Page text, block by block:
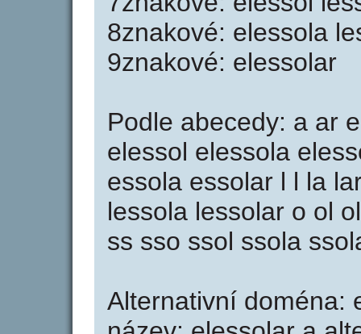
8znakové: elessola
9znakové: elessolar
Podle abecedy: a ar
elessol elessola
essola essolar l l la
lessola lessolar o ol
ss sso ssol ssola
Alternativní doména: